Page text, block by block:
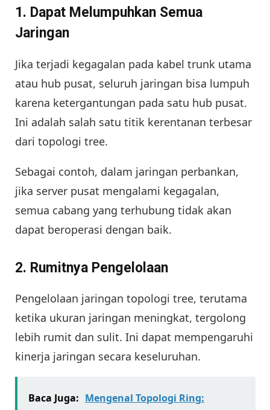
1. Dapat Melumpuhkan Semua
Jaringan
Jika terjadi kegagalan pada kabel trunk utama
atau hub pusat, seluruh jaringan bisa lumpuh
karena ketergantungan pada satu hub pusat.
Ini adalah salah satu titik kerentanan terbesar
dari topologi tree.
Sebagai contoh, dalam jaringan perbankan,
jika server pusat mengalami kegagalan,
semua cabang yang terhubung tidak akan
dapat beroperasi dengan baik.
2. Rumitnya Pengelolaan
Pengelolaan jaringan topologi tree, terutama
ketika ukuran jaringan meningkat, tergolong
lebih rumit dan sulit. Ini dapat mempengaruhi
kinerja jaringan secara keseluruhan.
Baca Juga: Mengenal Topologi Ring: